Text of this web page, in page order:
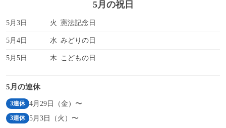
5月の祝日
5月3日 火 憲法記念日
5月4日 水 みどりの日
5月5日 木 こどもの日
5月の連休
3連休 4月29日（金）〜
3連休 5月3日（火）〜